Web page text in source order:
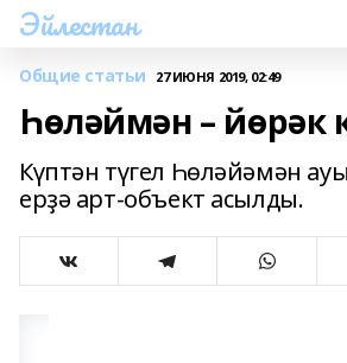
Эйлестан
Общие статьи 27 ИЮНЯ 2019, 02:49
Һөләймән – йөрәк
Күптән түгел Һөләйәмән
ерҙә арт-объект асылды.